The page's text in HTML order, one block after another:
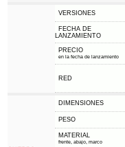
VERSIONES
FECHA DE
LANZAMIENTO
PRECIO
en la fecha de lanzamiento
RED
DIMENSIONES
PESO
MATERIAL
frente, abajo, marco